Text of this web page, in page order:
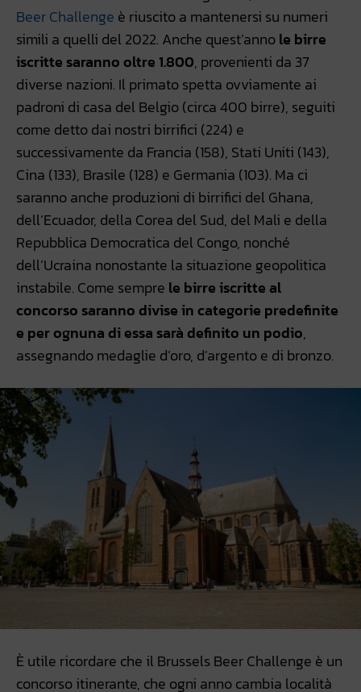
Beer Challenge è riuscito a mantenersi su numeri
simili a quelli del 2022. Anche quest’annole birre
iscritte saranno oltre 1.800, provenienti da 37
diverse nazioni. Il primato spetta ovviamente ai
padroni di casa del Belgio (circa 400 birre), seguiti
come detto dai nostri birrifici (224) e
successivamente da Francia (158), Stati Uniti (143),
Cina (133), Brasile (128) e Germania (103). Ma ci
saranno anche produzioni di birrifici del Ghana,
dell’Ecuador, della Corea del Sud, del Mali e della
Repubblica Democratica del Congo, nonché
dell’Ucraina nonostante la situazione geopolitica
instabile. Come sempre le birre iscritte al
concorso saranno divise in categorie predefinite
e per ognuna di essa sarà definito un podio,
assegnando medaglie d’oro, d’argento e di bronzo.
È utile ricordare che il Brussels Beer Challenge è un
concorso itinerante, che ogni anno cambia località